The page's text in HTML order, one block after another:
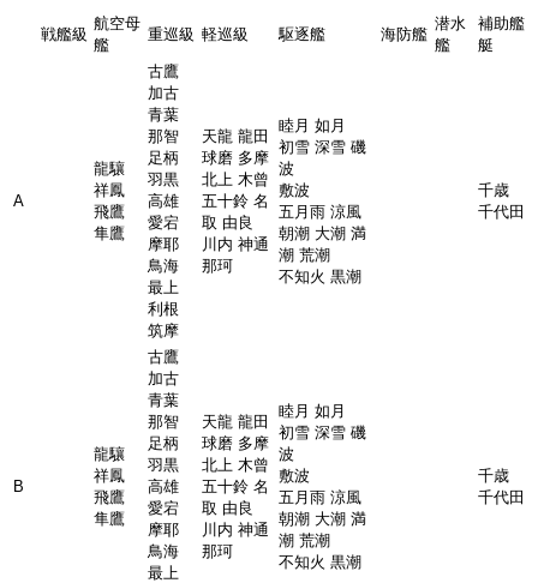
戦艦級
航空母
艦
重巡級 軽巡級 駆逐艦 海防艦
潜水
艦
補助艦
艇
A
龍驤
祥鳳
飛鷹
隼鷹
古鷹
加古
青葉
那智
足柄
羽黒
高雄
愛宕
摩耶
鳥海
最上
利根
筑摩
天龍 龍田
球磨 多摩
北上 木曾
五十鈴 名
取 由良
川内 神通
那珂
睦月 如月
初雪 深雪 磯
波
敷波
五月雨 涼風
朝潮 大潮 満
潮 荒潮
不知火 黒潮
千歳
千代田
B
龍驤
祥鳳
飛鷹
隼鷹
古鷹
加古
青葉
那智
足柄
羽黒
高雄
愛宕
摩耶
鳥海
最上
天龍 龍田
球磨 多摩
北上 木曾
五十鈴 名
取 由良
川内 神通
那珂
睦月 如月
初雪 深雪 磯
波
敷波
五月雨 涼風
朝潮 大潮 満
潮 荒潮
不知火 黒潮
千歳
千代田